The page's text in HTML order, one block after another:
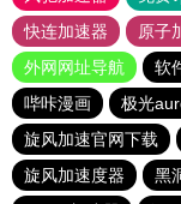
快连加速器
原子
外网网址导航
软
哔咔漫画
极光
旋风加速官网下载
旋风加速度器
黑